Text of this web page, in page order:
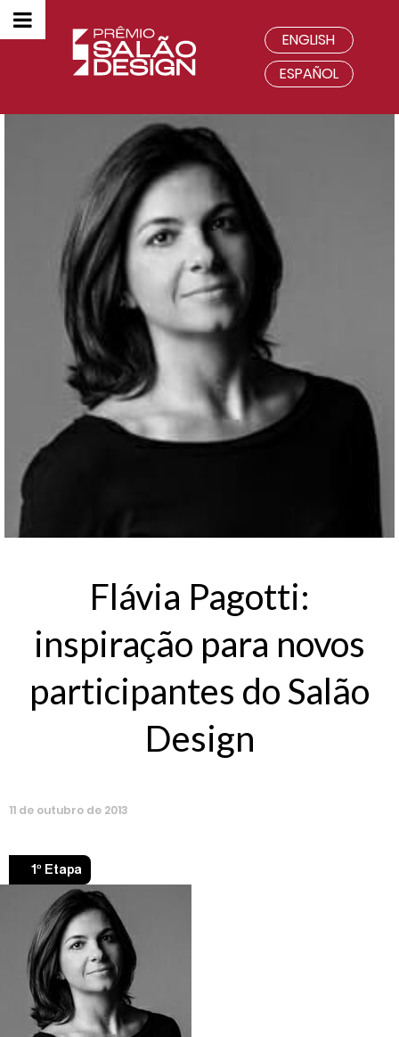
ENGLISH
ESPAÑOL
Flávia Pagotti:
inspiração para novos
participantes do Salão
Design
11 de outubro de 2013
1º Etapa